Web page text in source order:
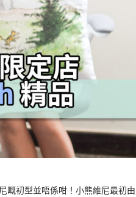
嘅初型並唔係咁！小熊維尼最初由